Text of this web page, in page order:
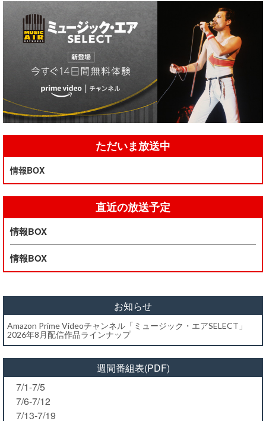
ただいま放送中
情報BOX
直近の放送予定
情報BOX
情報BOX
お知らせ
Amazon Prime Videoチャンネル「ミュージック・エアSELECT」
2026年8月配信作品ラインナップ
週間番組表(PDF)
7/1-7/5
7/6-7/12
7/13-7/19